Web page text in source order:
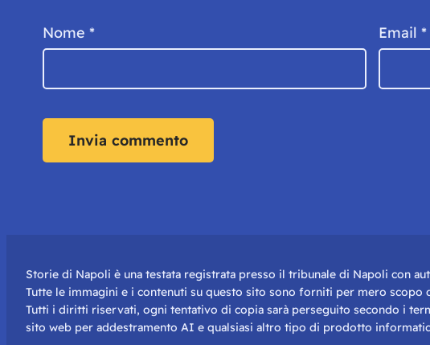
Nome * Email *
Storie di Napoli è una testata registrata presso il tribunale di Napoli con
Tutte le immagini e i contenuti su questo sito sono forniti per mero scopo
Tutti i diritti riservati, ogni tentativo di copia sarà perseguito secondo i
sito web per addestramento AI e qualsiasi altro tipo di prodotto